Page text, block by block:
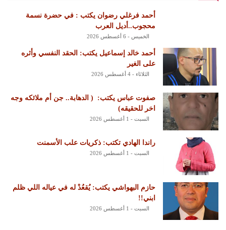
أحمد فرغلي رضوان يكتب : في حضرة نسمة
محجوب..أديل العرب
الخميس - 6 أغسطس 2026
أحمد خالد إسماعيل يكتب: الحقد النفسي وأثره
على الغير
الثلاثاء - 4 أغسطس 2026
‏صفوت عباس يكتب: ‏ ‏( الدهابة.. جن أم ملائكه وجه
اخر للحقيقه)
السبت - 1 أغسطس 2026
راندا الهادي تكتب: ذكريات علب الأسمنت
السبت - 1 أغسطس 2026
حازم البهواشي يكتب: يُقعُدْ له في عياله اللي ظلم
ابني!!
السبت - 1 أغسطس 2026